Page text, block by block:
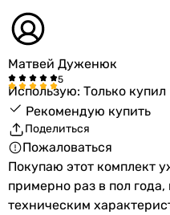
Матвей Дуженюк
Использую: Только купил
Рекомендую купить
Поделиться
Пожаловаться
Покупаю этот комплект
примерно раз в пол
техническим